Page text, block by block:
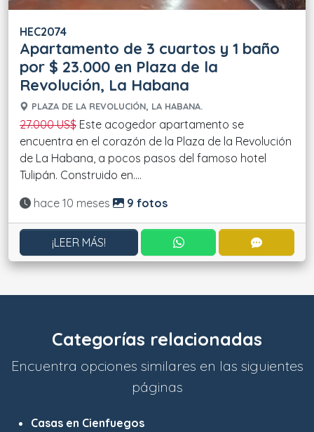
HEC2074
Apartamento de 3 cuartos y 1 baño
por $ 23.000 en Plaza de la
Revolución, La Habana
PLAZA DE LA REVOLUCIÓN, LA HABANA.
27.000 US$ Este acogedor apartamento se
encuentra en el corazón de la Plaza de la Revolución
de La Habana, a pocos pasos del famoso hotel
Tulipán. Construido en....
Actualizado:
hace 10 meses 9 fotos
¡LEER MÁS! CONTACTAR POR
Categorías relacionadas
Encuentra opciones similares en las siguientes
páginas
Casas en Cienfuegos